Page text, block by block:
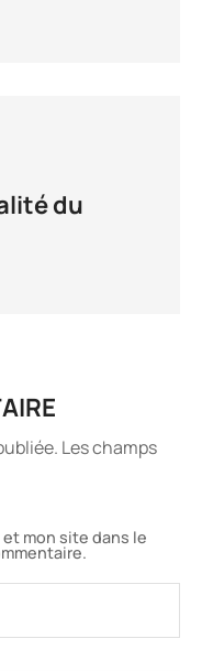
du
Les champs
mon site dans le